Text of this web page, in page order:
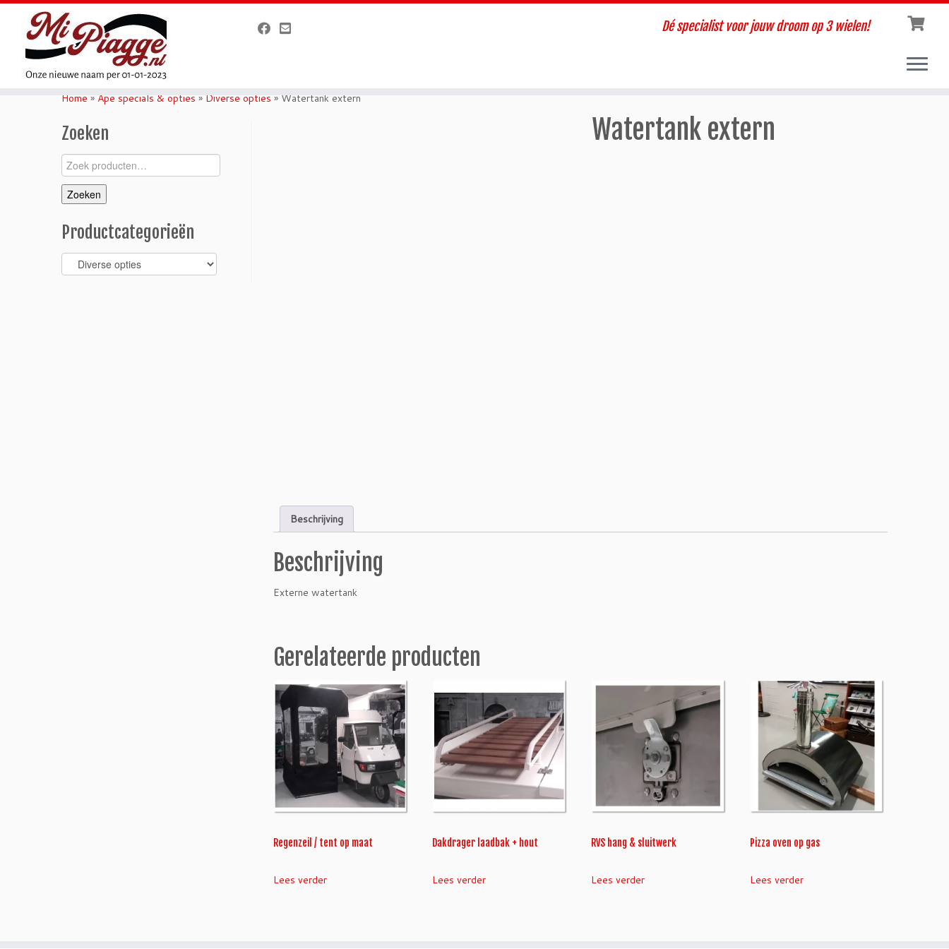
Dé specialist voor jouw droom op 3 wielen!
Home » Ape specials & opties » Diverse opties » Watertank extern
Zoeken
Zoeken
naar:
Zoeken
Productcategorieën
Watertank extern
Beschrijving
Beschrijving
Externe watertank
Gerelateerde producten
Regenzeil / tent op maat
Lees verder
Dakdrager laadbak + hout
Lees verder
RVS hang & sluitwerk
Lees verder
Pizza oven op gas
Lees verder